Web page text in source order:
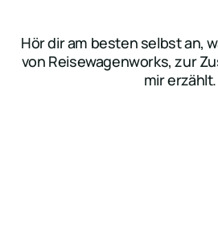
Hör dir am besten selbst an,
von Reisewagenworks, zur
mir erzählt.